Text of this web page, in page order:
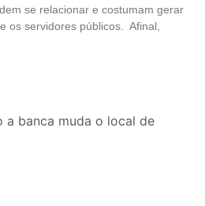
se relacionar e costumam gerar
os servidores públicos. Afinal,